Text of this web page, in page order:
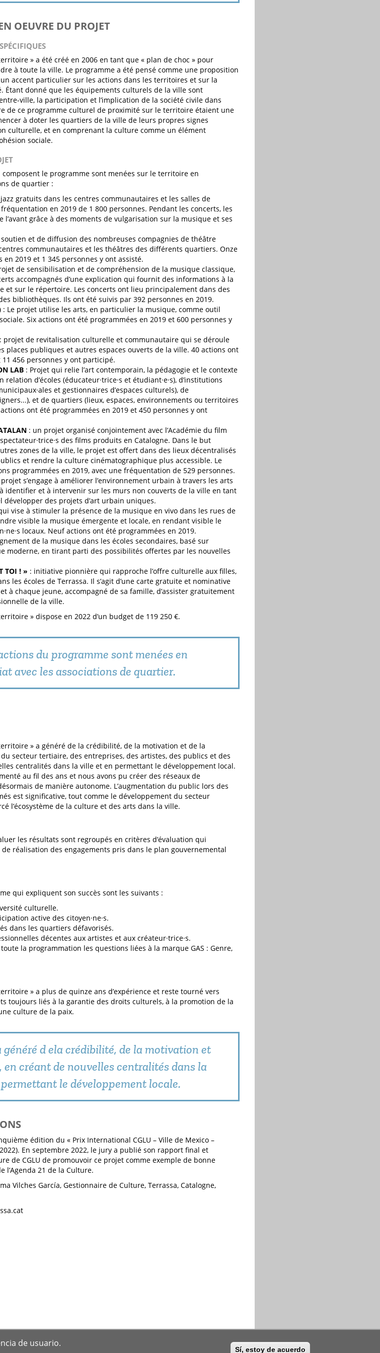
OEUVRE DU PROJET
» a été créé en 2006 en tant que « plan de choc » pour
à toute la ville. Le programme a été pensé comme une proposition
accent particulier sur les actions dans les territoires et sur la
Étant donné que les équipements culturels de la ville sont
ville, la participation et l’implication de la société civile dans
de ce programme culturel de proximité sur le territoire étaient une
à doter les quartiers de la ville de leurs propres signes
culturelle, et en comprenant la culture comme un élément
sociale.
le programme sont menées sur le territoire en
de quartier :
gratuits dans les centres communautaires et les salles de
en 2019 de 1 800 personnes. Pendant les concerts, les
l’avant grâce à des moments de vulgarisation sur la musique et ses
soutien et de diffusion des nombreuses compagnies de théâtre
communautaires et les théâtres des différents quartiers. Onze
2019 et 1 345 personnes y ont assisté.
de sensibilisation et de compréhension de la musique classique,
accompagnés d’une explication qui fournit des informations à la
et sur le répertoire. Les concerts ont lieu principalement dans des
bibliothèques. Ils ont été suivis par 392 personnes en 2019.
: Le projet utilise les arts, en particulier la musique, comme outil
Six actions ont été programmées en 2019 et 600 personnes y
: projet de revitalisation culturelle et communautaire qui se déroule
places publiques et autres espaces ouverts de la ville. 40 actions ont
456 personnes y ont participé.
LAB : Projet qui relie l’art contemporain, la pédagogie et le contexte
d’écoles (éducateur·trice·s et étudiant·e·s), d’institutions
et gestionnaires d’espaces culturels), de
et de quartiers (lieux, espaces, environnements ou territoires
ont été programmées en 2019 et 450 personnes y ont
: un projet organisé conjointement avec l’Académie du film
des films produits en Catalogne. Dans le but
zones de la ville, le projet est offert dans des lieux décentralisés
et rendre la culture cinématographique plus accessible. Le
programmées en 2019, avec une fréquentation de 529 personnes.
projet s’engage à améliorer l’environnement urbain à travers les arts
identifier et à intervenir sur les murs non couverts de la ville en tant
développer des projets d’art urbain uniques.
vise à stimuler la présence de la musique en vivo dans les rues de
visible la musique émergente et locale, en rendant visible le
locaux. Neuf actions ont été programmées en 2019.
de la musique dans les écoles secondaires, basé sur
moderne, en tirant parti des possibilités offertes par les nouvelles
TOI ! » : initiative pionnière qui rapproche l’offre culturelle aux filles,
les écoles de Terrassa. Il s’agit d’une carte gratuite et nominative
à chaque jeune, accompagné de sa famille, d’assister gratuitement
de la ville.
» dispose en 2022 d’un budget de 119 250 €.
du programme sont menées en
avec les associations de quartier.
» a généré de la crédibilité, de la motivation et de la
secteur tertiaire, des entreprises, des artistes, des publics et des
centralités dans la ville et en permettant le développement local.
au fil des ans et nous avons pu créer des réseaux de
de manière autonome. L’augmentation du public lors des
est significative, tout comme le développement du secteur
l’écosystème de la culture et des arts dans la ville.
les résultats sont regroupés en critères d’évaluation qui
réalisation des engagements pris dans le plan gouvernemental
qui expliquent son succès sont les suivants :
culturelle.
active des citoyen·ne·s.
dans les quartiers défavorisés.
décentes aux artistes et aux créateur·trice·s.
la programmation les questions liées à la marque GAS : Genre,
» a plus de quinze ans d’expérience et reste tourné vers
toujours liés à la garantie des droits culturels, à la promotion de la
culture de la paix.
généré d ela crédibilité, de la motivation et
en créant de nouvelles centralités dans la
le développement locale.
édition du « Prix International CGLU – Ville de Mexico –
En septembre 2022, le jury a publié son rapport final et
de CGLU de promouvoir ce projet comme exemple de bonne
l’Agenda 21 de la Culture.
Vilches García, Gestionnaire de Culture, Terrassa, Catalogne,
de usuario.
Sí, estoy de acuerdo